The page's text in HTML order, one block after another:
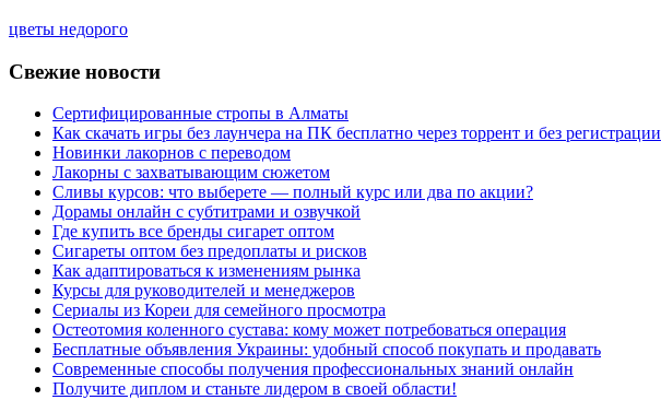
цветы недорого
Свежие новости
Сертифицированные стропы в Алматы
Как скачать игры без лаунчера на ПК бесплатно через торрент и без регистрации
Новинки лакорнов с переводом
Лакорны с захватывающим сюжетом
Сливы курсов: что выберете — полный курс или два по акции?
Дорамы онлайн с субтитрами и озвучкой
Где купить все бренды сигарет оптом
Сигареты оптом без предоплаты и рисков
Как адаптироваться к изменениям рынка
Курсы для руководителей и менеджеров
Сериалы из Кореи для семейного просмотра
Остеотомия коленного сустава: кому может потребоваться операция
Бесплатные объявления Украины: удобный способ покупать и продавать
Современные способы получения профессиональных знаний онлайн
Получите диплом и станьте лидером в своей области!